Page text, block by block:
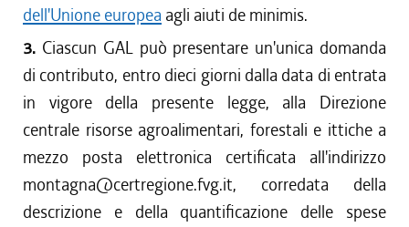
dell'Unione europea agli aiuti de minimis.
3. Ciascun GAL può presentare un'unica domanda
di contributo, entro dieci giorni dalla data di entrata
in vigore della presente legge, alla Direzione
centrale risorse agroalimentari, forestali e ittiche a
mezzo posta elettronica certificata all'indirizzo
montagna@certregione.fvg.it, corredata della
descrizione e della quantificazione delle spese